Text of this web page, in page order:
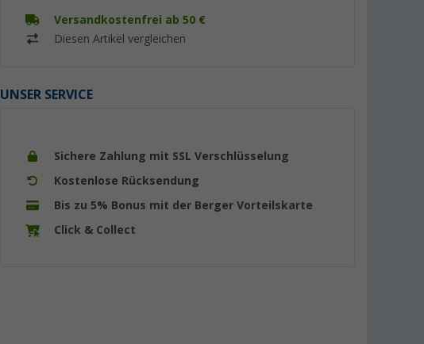
Versandkostenfrei ab 50 €
Diesen Artikel vergleichen
UNSER SERVICE
Sichere Zahlung mit SSL Verschlüsselung
Kostenlose Rücksendung
Bis zu 5% Bonus mit der Berger Vorteilskarte
Click & Collect